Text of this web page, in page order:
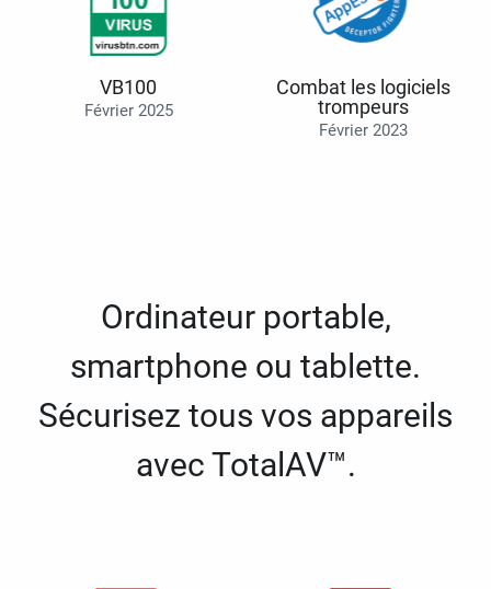
VB100
Février 2025
Combat les logiciels
trompeurs
Février 2023
Ordinateur portable,
smartphone ou tablette.
Sécurisez tous vos appareils
avec TotalAV™.